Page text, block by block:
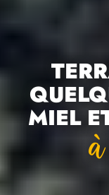
MIEL